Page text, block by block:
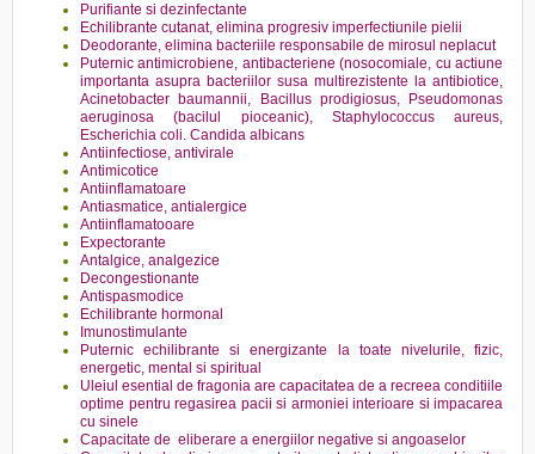
Purifiante si dezinfectante
Echilibrante cutanat, elimina progresiv imperfectiunile pielii
Deodorante, elimina bacteriile responsabile de mirosul neplacut
Puternic antimicrobiene, antibacteriene (nosocomiale, cu actiune
importanta asupra bacteriilor susa multirezistente la antibiotice,
Acinetobacter baumannii, Bacillus prodigiosus, Pseudomonas
aeruginosa (bacilul pioceanic), Staphylococcus aureus,
Escherichia coli. Candida albicans
Antiinfectiose, antivirale
Antimicotice
Antiinflamatoare
Antiasmatice, antialergice
Antiinflamatooare
Expectorante
Antalgice, analgezice
Decongestionante
Antispasmodice
Echilibrante hormonal
Imunostimulante
Puternic echilibrante si energizante la toate nivelurile, fizic,
energetic, mental si spiritual
Uleiul esential de fragonia are capacitatea de a recreea conditiile
optime pentru regasirea pacii si armoniei interioare si impacarea
cu sinele
Capacitate de eliberare a energiilor negative si angoaselor